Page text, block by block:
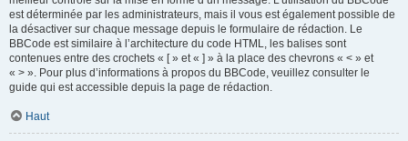
est déterminée par les administrateurs, mais il vous est également possible de
la désactiver sur chaque message depuis le formulaire de rédaction. Le
BBCode est similaire à l’architecture du code HTML, les balises sont
contenues entre des crochets « [ » et « ] » à la place des chevrons « < » et
« > ». Pour plus d’informations à propos du BBCode, veuillez consulter le
guide qui est accessible depuis la page de rédaction.
Haut